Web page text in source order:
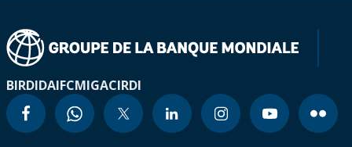
BIRDIDAIFCMIGACIRDI